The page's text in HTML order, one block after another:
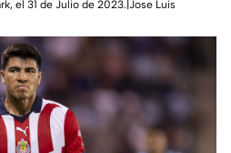
el 31 de Julio de 2023.|Jose Luis